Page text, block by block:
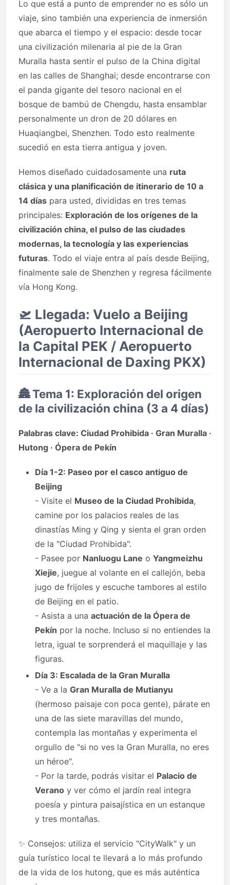
Lo que está a punto de emprender no es sólo un
viaje, sino también una experiencia de inmersión
que abarca el tiempo y el espacio: desde tocar
una civilización milenaria al pie de la Gran
Muralla hasta sentir el pulso de la China digital
en las calles de Shanghai; desde encontrarse con
el panda gigante del tesoro nacional en el
bosque de bambú de Chengdu, hasta ensamblar
personalmente un dron de 20 dólares en
Huaqiangbei, Shenzhen. Todo esto realmente
sucedió en esta tierra antigua y joven.
Hemos diseñado cuidadosamente una ruta
clásica y una planificación de itinerario de 10 a
14 días para usted, divididas en tres temas
principales: Exploración de los orígenes de la
civilización china, el pulso de las ciudades
modernas, la tecnología y las experiencias
futuras. Todo el viaje entra al país desde Beijing,
finalmente sale de Shenzhen y regresa fácilmente
vía Hong Kong.
🛫 Llegada: Vuelo a Beijing
(Aeropuerto Internacional de
la Capital PEK / Aeropuerto
Internacional de Daxing PKX)
🏯Tema 1: Exploración del origen
de la civilización china (3 a 4 días)
Palabras clave: Ciudad Prohibida · Gran Muralla ·
Hutong · Ópera de Pekín
Día 1-2: Paseo por el casco antiguo de
Beijing
- Visite el Museo de la Ciudad Prohibida,
camine por los palacios reales de las
dinastías Ming y Qing y sienta el gran orden
de la "Ciudad Prohibida".
- Pasee por Nanluogu Lane o Yangmeizhu
Xiejie, juegue al volante en el callejón, beba
jugo de frijoles y escuche tambores al estilo
de Beijing en el patio.
- Asista a una actuación de la Ópera de
Pekín por la noche. Incluso si no entiendes la
letra, igual te sorprenderá el maquillaje y las
figuras.
Día 3: Escalada de la Gran Muralla
- Ve a la Gran Muralla de Mutianyu
(hermoso paisaje con poca gente), párate en
una de las siete maravillas del mundo,
contempla las montañas y experimenta el
orgullo de "si no ves la Gran Muralla, no eres
un héroe".
- Por la tarde, podrás visitar el Palacio de
Verano y ver cómo el jardín real integra
poesía y pintura paisajística en un estanque
y tres montañas.
✨ Consejos: utiliza el servicio "CityWalk" y un
guía turístico local te llevará a lo más profundo
de la vida de los hutong, que es más auténtica